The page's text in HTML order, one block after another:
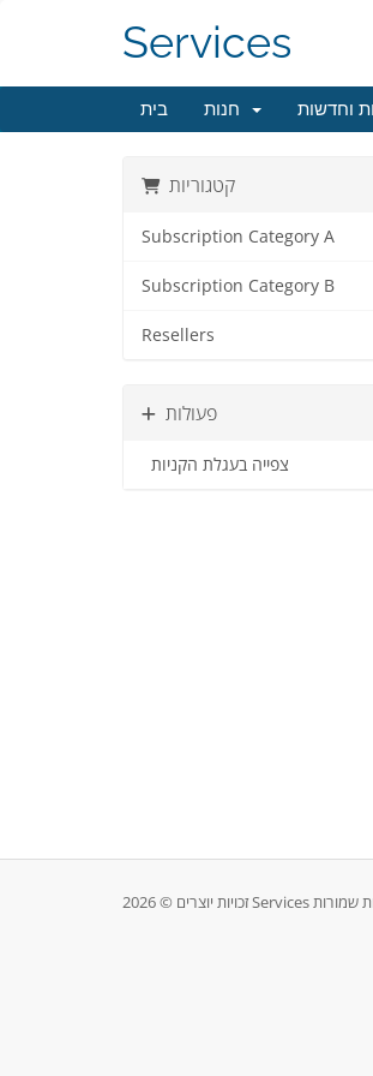
Services
בית וחדשות
קטגוריות
Subscription Category A
Subscription Category B
Resellers
פעולות
צפייה בעגלת הקניות